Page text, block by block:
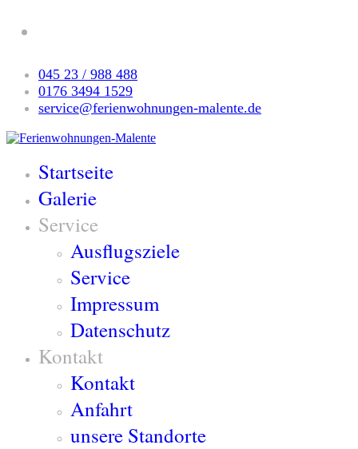
045 23 / 988 488
0176 3494 1529
service@ferienwohnungen-malente.de
Startseite
Galerie
Service
Ausflugsziele
Service
Impressum
Datenschutz
Kontakt
Kontakt
Anfahrt
unsere Standorte